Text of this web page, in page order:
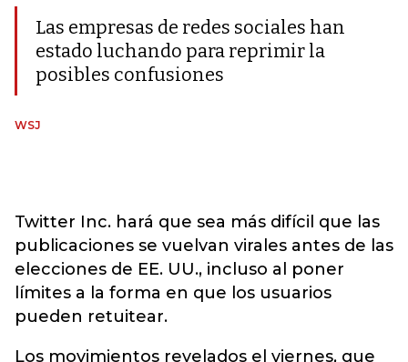
Las empresas de redes sociales han
estado luchando para reprimir la
posibles confusiones
WSJ
Twitter Inc. hará que sea más difícil que las
publicaciones se vuelvan virales antes de las
elecciones de EE. UU., incluso al poner
límites a la forma en que los usuarios
pueden retuitear.
Los movimientos revelados el viernes, que